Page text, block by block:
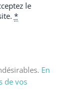
le
*
En
de vos